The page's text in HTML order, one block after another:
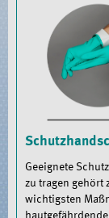
Geeignete
zu tragen gehört
wichtigsten